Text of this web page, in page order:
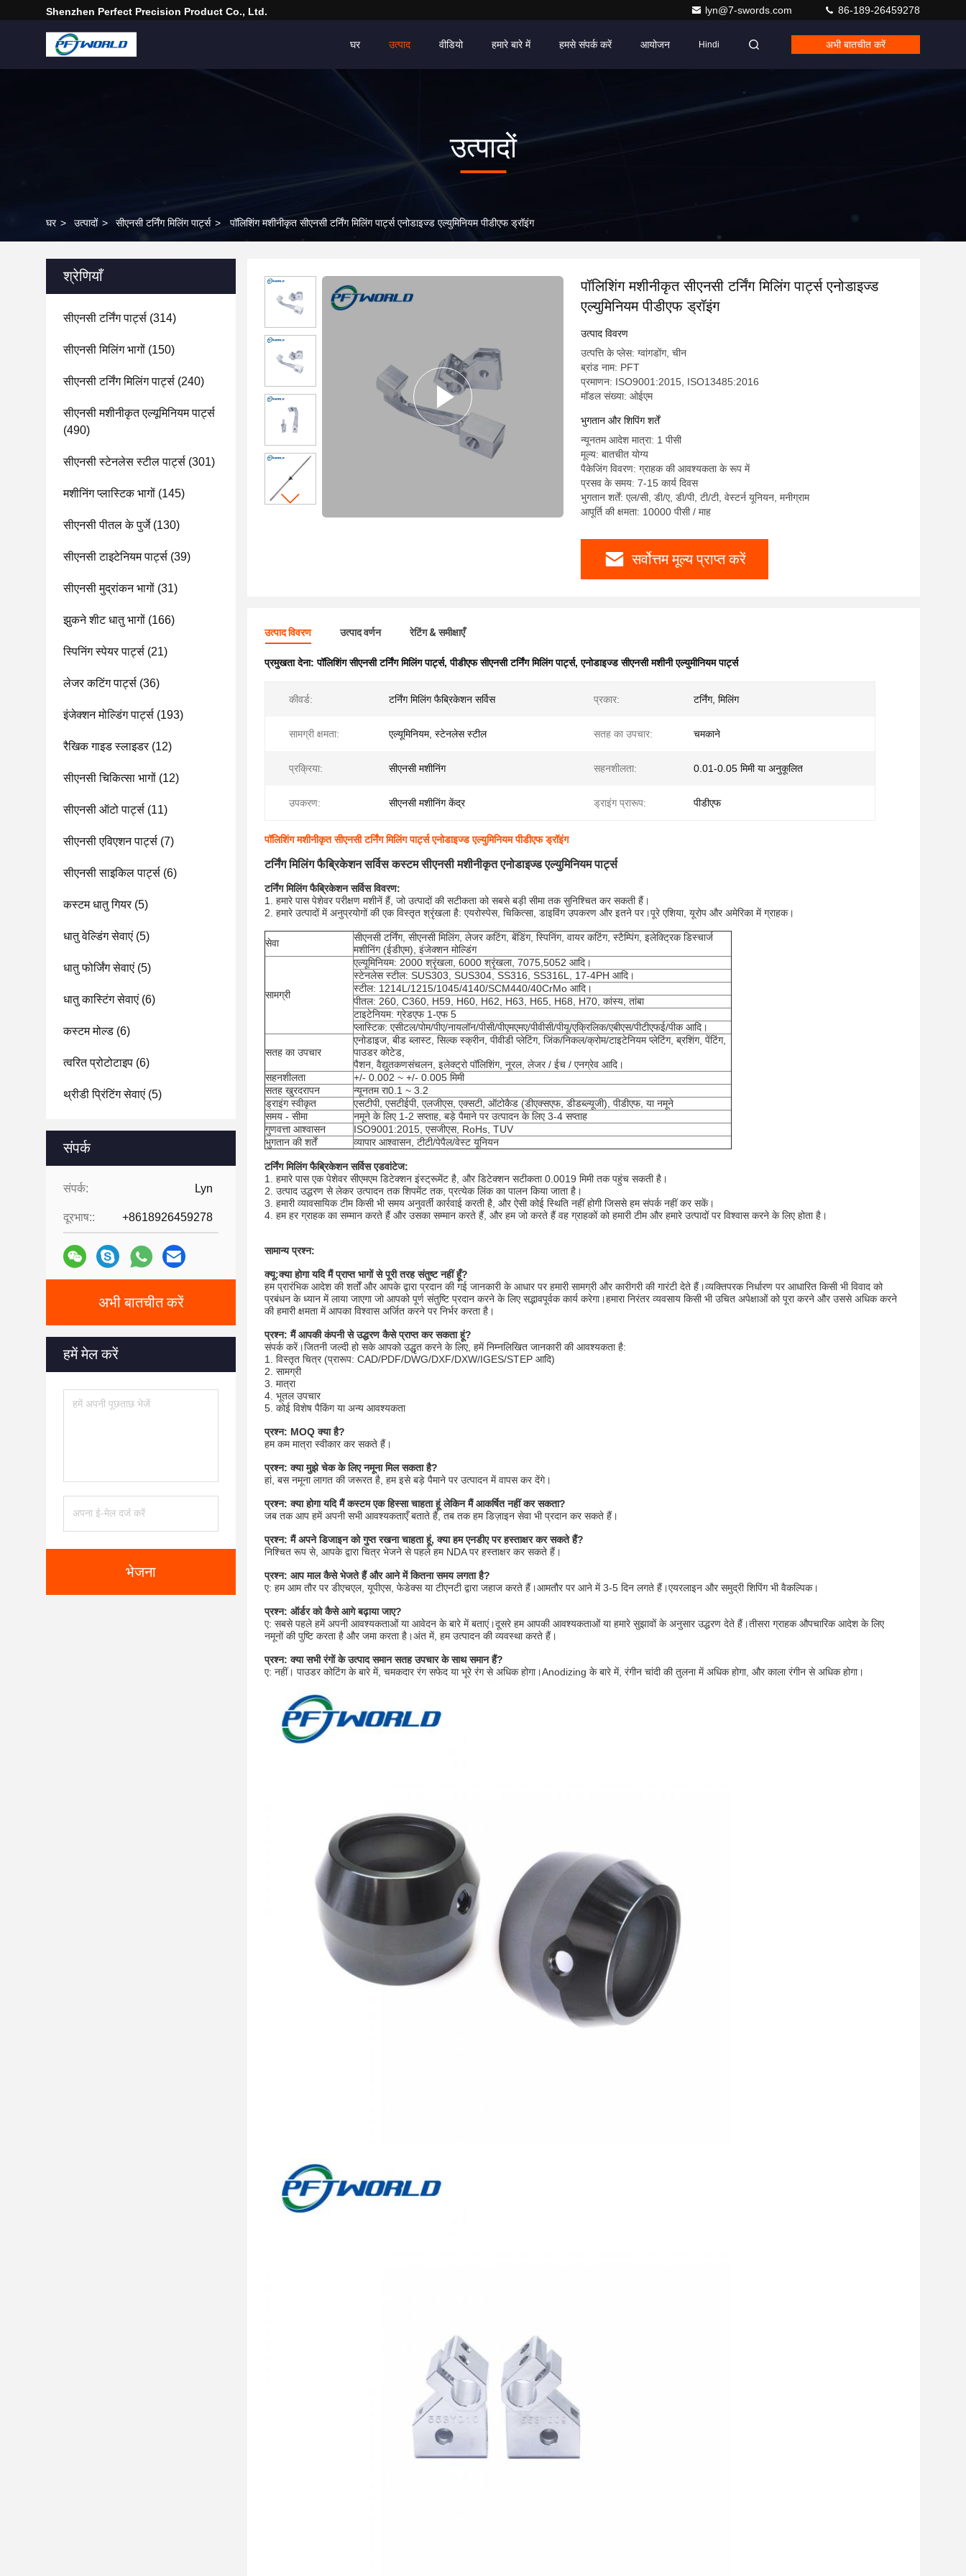
Shenzhen Perfect Precision Product Co., Ltd. lyn@7-swords.com 86-189-26459278
घर उत्पाद वीडियो हमारे बारे में हमसे संपर्क करें आयोजन Hindi अभी बातचीत करें
उत्पादों
घर > उत्पादों > सीएनसी टर्निंग मिलिंग पार्ट्स > पॉलिशिंग मशीनीकृत सीएनसी टर्निंग मिलिंग पार्ट्स एनोडाइज्ड एल्युमिनियम पीडीएफ ड्रॉइंग
श्रेणियाँ
सीएनसी टर्निंग पार्ट्स (314)
सीएनसी मिलिंग भागों (150)
सीएनसी टर्निंग मिलिंग पार्ट्स (240)
सीएनसी मशीनीकृत एल्यूमिनियम पार्ट्स
(490)
सीएनसी स्टेनलेस स्टील पार्ट्स (301)
मशीनिंग प्लास्टिक भागों (145)
सीएनसी पीतल के पुर्जे(130)
सीएनसी टाइटेनियम पार्ट्स (39)
सीएनसी मुद्रांकन भागों (31)
झुकने शीट धातु भागों (166)
स्पिनिंग स्पेयर पार्ट्स (21)
लेजर कटिंग पार्ट्स (36)
इंजेक्शन मोल्डिंग पार्ट्स (193)
रैखिक गाइड स्लाइडर(12)
सीएनसी चिकित्सा भागों (12)
सीएनसी ऑटो पार्ट्स (11)
सीएनसी एविएशन पार्ट्स (7)
सीएनसी साइकिल पार्ट्स (6)
कस्टम धातु गियर(5)
धातु वेल्डिंग सेवाएं (5)
धातु फोर्जिंग सेवाएं (5)
धातु कास्टिंग सेवाएं (6)
कस्टम मोल्ड (6)
त्वरित प्रोटोटाइप (6)
थ्रीडी प्रिंटिंग सेवाएं (5)
संपर्क
संपर्क: Lyn
दूरभाष:: +8618926459278
अभी बातचीत करें
हमें मेल करें
भेजना
पॉलिशिंग मशीनीकृत सीएनसी टर्निंग मिलिंग पार्ट्स एनोडाइज्ड
एल्युमिनियम पीडीएफ ड्रॉइंग
उत्पाद विवरण
उत्पत्ति के प्लेस: ग्वांगडोंग, चीन
ब्रांड नाम: PFT
प्रमाणन: ISO9001:2015, ISO13485:2016
मॉडल संख्या: ओईएम
भुगतान और शिपिंग शर्तें
न्यूनतम आदेश मात्रा: 1 पीसी
मूल्य: बातचीत योग्य
पैकेजिंग विवरण: ग्राहक की आवश्यकता के रूप में
प्रसव के समय: 7-15 कार्य दिवस
भुगतान शर्तें: एल/सी, डी/ए, डी/पी, टी/टी, वेस्टर्न यूनियन, मनीग्राम
आपूर्ति की क्षमता: 10000 पीसी / माह
सर्वोत्तम मूल्य प्राप्त करें
उत्पाद विवरण उत्पाद वर्णन रेटिंग & समीक्षाएँ
प्रमुखता देना:पॉलिशिंग सीएनसी टर्निंग मिलिंग पार्ट्स,पीडीएफ सीएनसी टर्निंग मिलिंग पार्ट्स,एनोडाइज्ड सीएनसी मशीनी एल्युमीनियम पार्ट्स
कीवर्ड: टर्निंग मिलिंग फैब्रिकेशन सर्विस प्रकार: टर्निंग, मिलिंग
सामग्री क्षमता: एल्यूमिनियम, स्टेनलेस स्टील सतह का उपचार: चमकाने
प्रक्रिया: सीएनसी मशीनिंग सहनशीलता: 0.01-0.05 मिमी या अनुकूलित
उपकरण: सीएनसी मशीनिंग केंद्र ड्राइंग प्रारूप: पीडीएफ
पॉलिशिंग मशीनीकृत सीएनसी टर्निंग मिलिंग पार्ट्स एनोडाइज्ड एल्युमिनियम पीडीएफ ड्रॉइंग
टर्निंग मिलिंग फैब्रिकेशन सर्विस कस्टम सीएनसी मशीनीकृत एनोडाइज्ड एल्युमिनियम पार्ट्स
टर्निंग मिलिंग फैब्रिकेशन सर्विस विवरण:
1. हमारे पास पेशेवर परीक्षण मशीनें हैं, जो उत्पादों की सटीकता को सबसे बड़ी सीमा तक सुनिश्चित कर सकती हैं।
2. हमारे उत्पादों में अनुप्रयोगों की एक विस्तृत श्रृंखला है: एयरोस्पेस, चिकित्सा, डाइविंग उपकरण और इतने पर।पूरे एशिया, यूरोप और अमेरिका में ग्राहक।
सेवा
सीएनसी टर्निंग, सीएनसी मिलिंग, लेजर कटिंग, बेंडिंग, स्पिनिंग, वायर कटिंग, स्टैम्पिंग, इलेक्ट्रिक डिस्चार्ज
मशीनिंग (ईडीएम), इंजेक्शन मोल्डिंग
सामग्री
एल्यूमिनियम: 2000 श्रृंखला, 6000 श्रृंखला, 7075,5052 आदि।
स्टेनलेस स्टील: SUS303, SUS304, SS316, SS316L, 17-4PH आदि।
स्टील: 1214L/1215/1045/4140/SCM440/40CrMo आदि।
पीतल: 260, C360, H59, H60, H62, H63, H65, H68, H70, कांस्य, तांबा
टाइटेनियम: ग्रेडएफ 1-एफ 5
प्लास्टिक: एसीटल/पोम/पीए/नायलॉन/पीसी/पीएमएमए/पीवीसी/पीयू/एक्रिलिक/एबीएस/पीटीएफई/पीक आदि।
सतह का उपचार
एनोडाइज, बीड ब्लास्ट, सिल्क स्क्रीन, पीवीडी प्लेटिंग, जिंक/निकल/क्रोम/टाइटेनियम प्लेटिंग, ब्रशिंग, पेंटिंग,
पाउडर कोटेड,
पैशन, वैद्युतकणसंचलन, इलेक्ट्रो पॉलिशिंग, नूरल, लेजर / ईच / एनग्रेव आदि।
सहनशीलता
+/- 0.002 ~ +/- 0.005 मिमी
सतह खुरदरापन
न्यूनतम रा0.1 ~ 3.2
ड्राइंग स्वीकृत
एसटीपी, एसटीईपी, एलजीएस, एक्सटी, ऑटोकैड (डीएक्सएफ, डीडब्ल्यूजी), पीडीएफ, या नमूने
समय - सीमा
नमूने के लिए 1-2 सप्ताह, बड़े पैमाने पर उत्पादन के लिए 3-4 सप्ताह
गुणवत्ता आश्वासन
ISO9001:2015, एसजीएस, RoHs, TUV
भुगतान की शर्तें
व्यापार आश्वासन, टीटी/पेपैल/वेस्ट यूनियन
टर्निंग मिलिंग फैब्रिकेशन सर्विस एडवांटेज:
1. हमारे पास एक पेशेवर सीएमएम डिटेक्शन इंस्ट्रूमेंट है, और डिटेक्शन सटीकता 0.0019 मिमी तक पहुंच सकती है।
2. उत्पाद उद्धरण से लेकर उत्पादन तक शिपमेंट तक, प्रत्येक लिंक का पालन किया जाता है।
3. हमारी व्यावसायिक टीम किसी भी समय अनुवर्ती कार्रवाई करती है, और ऐसी कोई स्थिति नहीं होगी जिससे हम संपर्क नहीं कर सकें।
4. हम हर ग्राहक का सम्मान करते हैं और उसका सम्मान करते हैं, और हम जो करते हैं वह ग्राहकों को हमारी टीम और हमारे उत्पादों पर विश्वास करने के लिए होता है।
सामान्य प्रश्न:
क्यू:क्या होगा यदि मैं प्राप्त भागों से पूरी तरह संतुष्ट नहीं हूँ?
हम प्रारंभिक आदेश की शर्तों और आपके द्वारा प्रदान की गई जानकारी के आधार पर हमारी सामग्री और कारीगरी की गारंटी देते हैं।व्यक्तिपरक निर्धारण पर आधारित किसी भी विवाद को
प्रबंधन के ध्यान में लाया जाएगा जो आपको पूर्ण संतुष्टि प्रदान करने के लिए सद्भावपूर्वक कार्य करेगा।हमारा निरंतर व्यवसाय किसी भी उचित अपेक्षाओं को पूरा करने और उससे अधिक करने
की हमारी क्षमता में आपका विश्वास अर्जित करने पर निर्भर करता है।
प्रश्न: मैं आपकी कंपनी से उद्धरण कैसे प्राप्त कर सकता हूं?
संपर्क करें।जितनी जल्दी हो सके आपको उद्धृत करने के लिए, हमें निम्नलिखित जानकारी की आवश्यकता है:
1. विस्तृत चित्र (प्रारूप: CAD/PDF/DWG/DXF/DXW/IGES/STEP आदि)
2. सामग्री
3. मात्रा
4. भूतल उपचार
5. कोई विशेष पैकिंग या अन्य आवश्यकता
प्रश्न: MOQ क्या है?
हम कम मात्रा स्वीकार कर सकते हैं।
प्रश्न: क्या मुझे चेक के लिए नमूना मिल सकता है?
हां, बस नमूना लागत की जरूरत है, हम इसे बड़े पैमाने पर उत्पादन में वापस कर देंगे।
प्रश्न: क्या होगा यदि मैं कस्टम एक हिस्सा चाहता हूं लेकिन मैं आकर्षित नहीं कर सकता?
जब तक आप हमें अपनी सभी आवश्यकताएँ बताते हैं, तब तक हम डिज़ाइन सेवा भी प्रदान कर सकते हैं।
प्रश्न: मैं अपने डिजाइन को गुप्त रखना चाहता हूं, क्या हम एनडीए पर हस्ताक्षर कर सकते हैं?
निश्चित रूप से, आपके द्वारा चित्र भेजने से पहले हम NDA पर हस्ताक्षर कर सकते हैं।
प्रश्न: आप माल कैसे भेजते हैं और आने में कितना समय लगता है?
ए: हम आम तौर पर डीएचएल, यूपीएस, फेडेक्स या टीएनटी द्वारा जहाज करते हैं।आमतौर पर आने में 3-5 दिन लगते हैं।एयरलाइन और समुद्री शिपिंग भी वैकल्पिक।
प्रश्न: ऑर्डर को कैसे आगे बढ़ाया जाए?
ए: सबसे पहले हमें अपनी आवश्यकताओं या आवेदन के बारे में बताएं।दूसरे हम आपकी आवश्यकताओं या हमारे सुझावों के अनुसार उद्धरण देते हैं।तीसरा ग्राहक औपचारिक आदेश के लिए
नमूनों की पुष्टि करता है और जमा करता है।अंत में, हम उत्पादन की व्यवस्था करते हैं।
प्रश्न: क्या सभी रंगों के उत्पाद समान सतह उपचार के साथ समान हैं?
ए: नहीं। पाउडर कोटिंग के बारे में, चमकदार रंग सफेद या भूरे रंग से अधिक होगा।Anodizing के बारे में, रंगीन चांदी की तुलना में अधिक होगा, और काला रंगीन से अधिक होगा।